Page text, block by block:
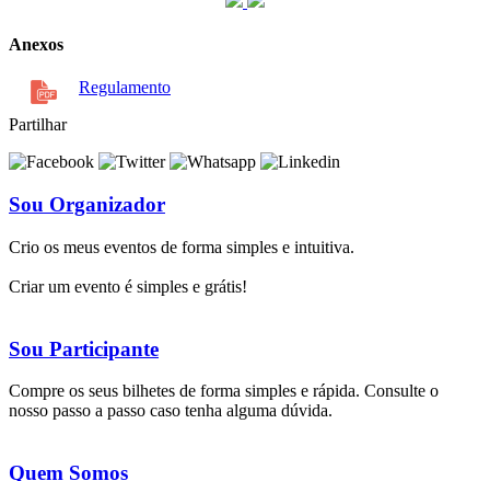
Anexos
Regulamento
Partilhar
Sou Organizador
Crio os meus eventos de forma simples e intuitiva.
Criar um evento é simples e grátis!
Sou Participante
Compre os seus bilhetes de forma simples e rápida. Consulte o
nosso passo a passo caso tenha alguma dúvida.
Quem Somos